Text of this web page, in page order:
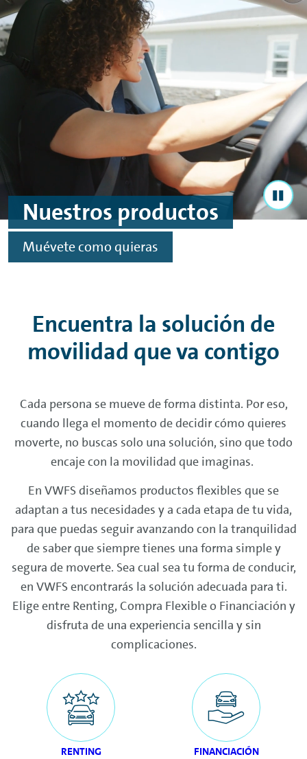
Ir al contenido principal
Ir al footer
Nuestros productos
Muévete como quieras
Encuentra la solución de
movilidad que va contigo
Cada persona se mueve de forma distinta. Por eso,
cuando llega el momento de decidir cómo quieres
moverte, no buscas solo una solución, sino que todo
encaje con la movilidad que imaginas.
En VWFS diseñamos productos flexibles que se
adaptan a tus necesidades y a cada etapa de tu vida,
para que puedas seguir avanzando con la tranquilidad
de saber que siempre tienes una forma simple y
segura de moverte. Sea cual sea tu forma de conducir,
en VWFS encontrarás la solución adecuada para ti.
Elige entre Renting, Compra Flexible o Financiación y
disfruta de una experiencia sencilla y sin
complicaciones.
RENTING FINANCIACIÓN